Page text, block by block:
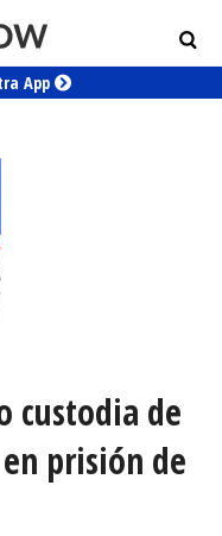
App
custodia de
prisión de